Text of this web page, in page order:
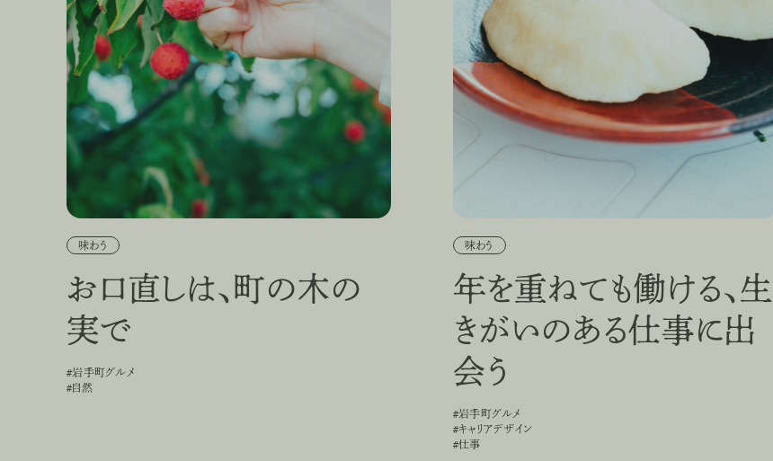
味わう
お口直しは、町の木の
実で
#岩手町グルメ
#岩手町グルメ
#自然
#自然
味わう
年を重ねても働ける、生
きがいのある仕事に出
会う
#岩手町グルメ
#岩手町グルメ
#キャリアデザイン
#キャリアデザイン
#仕事
#仕事